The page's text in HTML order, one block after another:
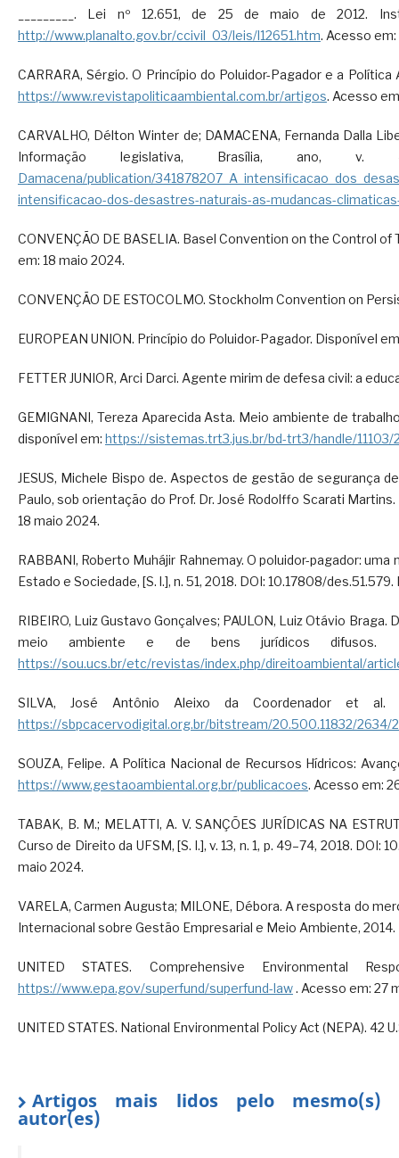
_________. Lei nº 12.651, de 25 de maio de 2012.
http://www.planalto.gov.br/ccivil_03/leis/l12651.htm. Acesso
CARRARA, Sérgio. O Princípio do Poluidor-Pagador e a
https://www.revistapoliticaambiental.com.br/artigos. Acesso
CARVALHO, Délton Winter de; DAMACENA, Fernanda Dalla
Informação legislativa, Brasília,
Damacena/publication/
intensificacao-dos-desastres-naturais-as-mudancas-
CONVENÇÃO DE BASELIA. Basel Convention on the Control
em: 18 maio 2024.
CONVENÇÃO DE ESTOCOLMO. Stockholm Convention on
EUROPEAN UNION. Princípio do Poluidor-Pagador. Disponível
FETTER JUNIOR, Arci Darci. Agente mirim de defesa civil: a
GEMIGNANI, Tereza Aparecida Asta. Meio ambiente de
disponível em: https://sistemas.trt3.jus.br/bd-trt3/handle/11103/
JESUS, Michele Bispo de. Aspectos de gestão de segurança
Paulo, sob orientação do Prof. Dr. José Rodolffo Scarati
18 maio 2024.
RABBANI, Roberto Muhájir Rahnemay. O poluidor-pagador:
Estado e Sociedade, [S. l.], n. 51, 2018. DOI: 10.17808/
RIBEIRO, Luiz Gustavo Gonçalves; PAULON, Luiz Otávio
meio ambiente e de bens jurídicos
https://sou.ucs.br/etc/revistas/index.php/direitoambiental/
SILVA, José Antônio Aleixo da Coordenador et
https://sbpcacervodigital.org.br/bitstream/20.500.11832/2634/
SOUZA, Felipe. A Política Nacional de Recursos Hídricos:
https://www.gestaoambiental.org.br/publicacoes. Acesso em:
TABAK, B. M.; MELATTI, A. V. SANÇÕES JURÍDICAS NA
Curso de Direito da UFSM, [S. l.], v. 13, n. 1, p. 49–74, 2018.
maio 2024.
VARELA, Carmen Augusta; MILONE, Débora. A resposta do
Internacional sobre Gestão Empresarial e Meio Ambiente,
UNITED STATES. Comprehensive Environmental
https://www.epa.gov/superfund/superfund-law. Acesso em: 27
UNITED STATES. National Environmental Policy Act (NEPA). 42
Artigos mais lidos pelo mesmo(s)
autor(es)